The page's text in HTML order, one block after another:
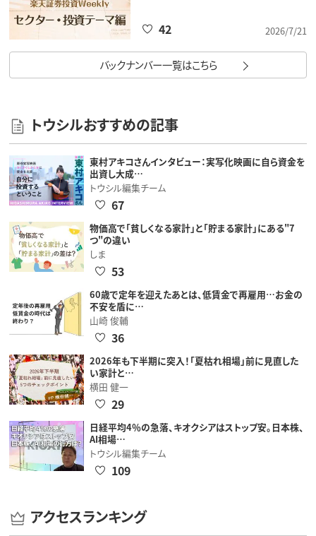
2026/7/21
42
バックナンバー一覧はこちら
トウシルおすすめの記事
東村アキコさんインタビュー：実写化映画に自ら資金を
出資し大成…
トウシル編集チーム
67
物価高で「貧しくなる家計」と「貯まる家計」にある"7
つ"の違い
しま
53
60歳で定年を迎えたあとは、低賃金で再雇用…お金の
不安を盾に…
山崎 俊輔
36
2026年も下半期に突入！「夏枯れ相場」前に見直した
い家計と…
横田 健一
29
日経平均4％の急落、キオクシアはストップ安。日本株、
AI相場…
トウシル編集チーム
109
アクセスランキング